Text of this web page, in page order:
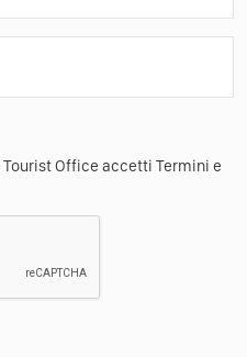
Office accetti Termini e